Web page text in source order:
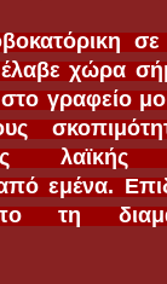
χώρα
γραφείο
από εμένα.
τη